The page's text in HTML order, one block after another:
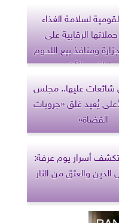
لسلامة الغذاء
الرقابية على
ومنافذ بيع اللحوم
لعيد الأضحى
شائعات عليها.. مجلس
يُعيد غلق «جروبات
القضاة»
أسرار يوم عرفة:
الدين والعتق من النار